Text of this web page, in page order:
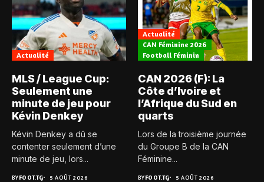
Actualité
MLS / League Cup:
Seulement une
minute de jeu pour
Kévin Denkey
Kévin Denkey a dû se
contenter seulement d’une
minute de jeu, lors...
BYFOOT.TG 5 AOÛT 2026
Actualité
CAN Féminine 2026
Football Féminin
CAN 2026 (F): La
Côte d’Ivoire et
l’Afrique du Sud en
quarts
Lors de la troisième journée
du Groupe B de la CAN
Féminine...
BYFOOT.TG 5 AOÛT 2026